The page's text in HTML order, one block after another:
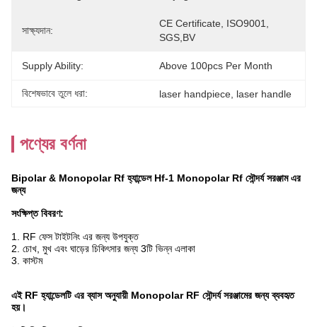
সাক্ষ্যদান:
CE Certificate, ISO9001,
SGS,BV
Supply Ability: Above 100pcs Per Month
বিশেষভাবে তুলে ধরা: laser handpiece laser handle
পণ্যের বর্ণনা
Bipolar & Monopolar Rf হ্যান্ডেল Hf-1 Monopolar Rf সৌন্দর্য সরঞ্জাম এর
জন্য
সংক্ষিপ্ত বিবরণ:
1. RF ফেস টাইটনিং এর জন্য উপযুক্ত
2. চোখ, মুখ এবং ঘাড়ের চিকিৎসার জন্য 3টি ভিন্ন এলাকা
3. কাস্টম
এই RF হ্যান্ডেলটি এর ব্যাস অনুযায়ী Monopolar RF সৌন্দর্য সরঞ্জামের জন্য ব্যবহৃত
হয়।